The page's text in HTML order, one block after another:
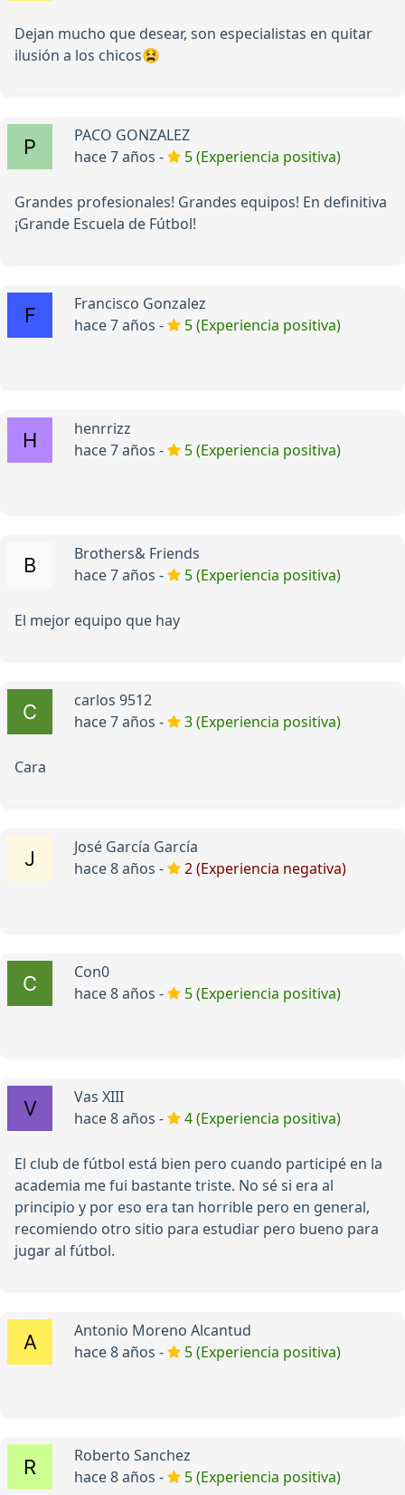
Dejan mucho que desear, son especialistas en quitar
ilusión a los chicos😫
PACO GONZALEZ
hace 7 años -
5 (Experiencia positiva)
Grandes profesionales! Grandes equipos! En definitiva
¡Grande Escuela de Fútbol!
Francisco Gonzalez
hace 7 años -
5 (Experiencia positiva)
henrrizz
hace 7 años -
5 (Experiencia positiva)
Brothers& Friends
hace 7 años -
5 (Experiencia positiva)
El mejor equipo que hay
carlos 9512
hace 7 años -
3 (Experiencia positiva)
Cara
José García García
hace 8 años -
2 (Experiencia negativa)
Con0
hace 8 años -
5 (Experiencia positiva)
Vas XIII
hace 8 años -
4 (Experiencia positiva)
El club de fútbol está bien pero cuando participé en la
academia me fui bastante triste. No sé si era al
principio y por eso era tan horrible pero en general,
recomiendo otro sitio para estudiar pero bueno para
jugar al fútbol.
Antonio Moreno Alcantud
hace 8 años -
5 (Experiencia positiva)
Roberto Sanchez
hace 8 años -
5 (Experiencia positiva)